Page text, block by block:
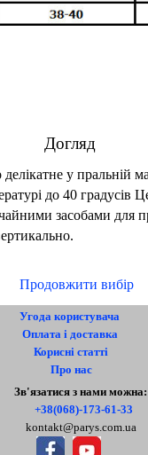
Догляд
у пральній
до 40 градусів
засобами для
Продовжити вибір
Угода користувача
Оплата і доставка
Корисні статті
Про нас
з нами можна:
+38(068)-173-61-33
kontakt@parys.com.ua